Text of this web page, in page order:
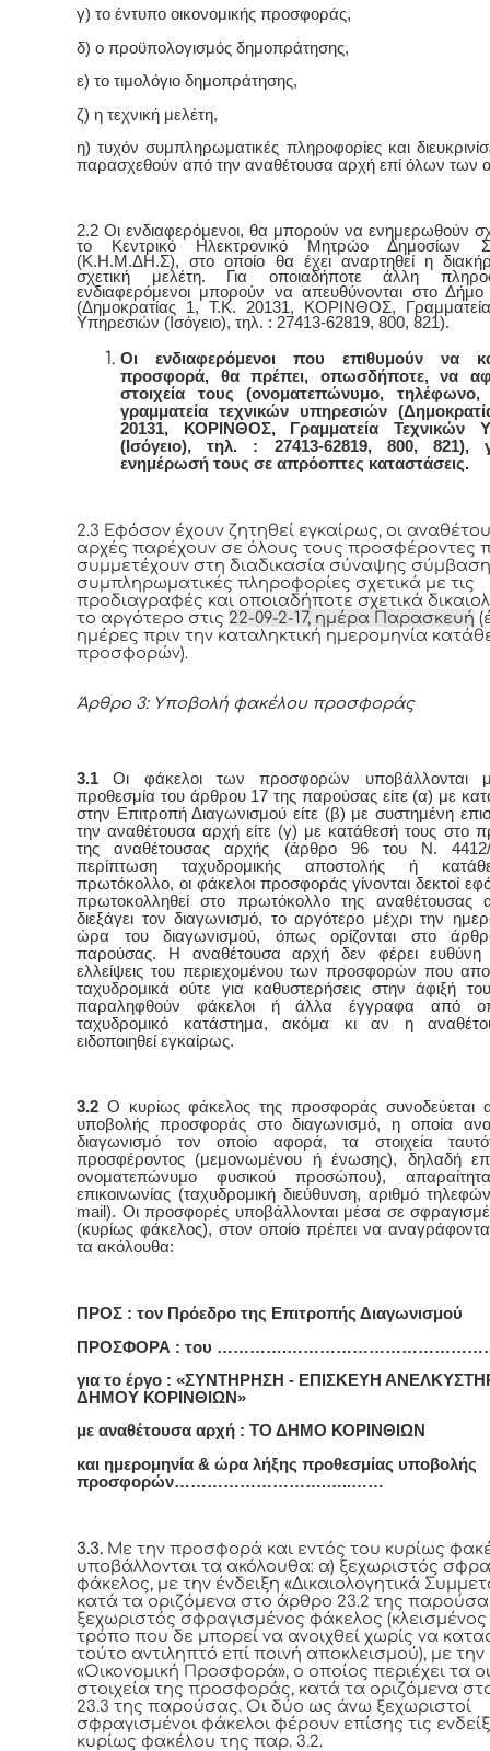
γ) το έντυπο οικονομικής προσφοράς,
δ) ο προϋπολογισμός δημοπράτησης,
ε) το τιμολόγιο δημοπράτησης,
ζ) η τεχνική μελέτη,
η) τυχόν συμπληρωματικές πληροφορίες και
παρασχεθούν από την αναθέτουσα αρχή επί όλων των
2.2 Οι ενδιαφερόμενοι, θα μπορούν να ενημερωθούν
το Κεντρικό Ηλεκτρονικό Μητρώο Δημοσίων
(Κ.Η.Μ.ΔΗ.Σ), στο οποίο θα έχει αναρτηθεί η
σχετική μελέτη. Για οποιαδήποτε άλλη
ενδιαφερόμενοι μπορούν να απευθύνονται στο Δήμο
(Δημοκρατίας 1, Τ.Κ. 20131, ΚΟΡΙΝΘΟΣ,
Υπηρεσιών (Ισόγειο), τηλ. : 27413-62819, 800, 821).
Οι ενδιαφερόμενοι που επιθυμούν να
προσφορά, θα πρέπει, οπωσδήποτε, να
στοιχεία τους (ονοματεπώνυμο,
γραμματεία τεχνικών υπηρεσιών
20131, ΚΟΡΙΝΘΟΣ, Γραμματεία Τεχνικών
(Ισόγειο), τηλ. : 27413-62819, 800, 821),
ενημέρωσή τους σε απρόοπτες καταστάσεις.
2.3 Εφόσον έχουν ζητηθεί εγκαίρως, οι
αρχές παρέχουν σε όλους τους προσφέροντες
συμμετέχουν στη διαδικασία σύναψης
συμπληρωματικές πληροφορίες σχετικά με τις
προδιαγραφές και οποιαδήποτε σχετικά
το αργότερο στις 22-09-2-17, ημέρα Παρασκευή
ημέρες πριν την καταληκτική ημερομηνία
προσφορών).
Άρθρο 3: Υποβολή φακέλου προσφοράς
3.1 Οι φάκελοι των προσφορών υποβάλλονται
προθεσμία του άρθρου 17 της παρούσας είτε (α) με
στην Επιτροπή Διαγωνισμού είτε (β) με συστημένη
την αναθέτουσα αρχή είτε (γ) με κατάθεσή τους στο
της αναθέτουσας αρχής (άρθρο 96 του Ν.
περίπτωση ταχυδρομικής αποστολής ή
πρωτόκολλο, οι φάκελοι προσφοράς γίνονται δεκτοί
πρωτοκολληθεί στο πρωτόκολλο της αναθέτουσας
διεξάγει τον διαγωνισμό, το αργότερο μέχρι την
ώρα του διαγωνισμού, όπως ορίζονται στο
παρούσας. Η αναθέτουσα αρχή δεν φέρει ευθύνη
ελλείψεις του περιεχομένου των προσφορών που
ταχυδρομικά ούτε για καθυστερήσεις στην άφιξή
παραληφθούν φάκελοι ή άλλα έγγραφα από
ταχυδρομικό κατάστημα, ακόμα κι αν η
ειδοποιηθεί εγκαίρως.
3.2 Ο κυρίως φάκελος της προσφοράς συνοδεύεται
υποβολής προσφοράς στο διαγωνισμό, η οποία
διαγωνισμό τον οποίο αφορά, τα στοιχεία
προσφέροντος (μεμονωμένου ή ένωσης), δηλαδή
ονοματεπώνυμο φυσικού προσώπου), απαραίτητα
επικοινωνίας (ταχυδρομική διεύθυνση, αριθμό
mail). Οι προσφορές υποβάλλονται μέσα σε
(κυρίως φάκελος), στον οποίο πρέπει να
τα ακόλουθα:
ΠΡΟΣ : τον Πρόεδρο της Επιτροπής Διαγωνισμού
ΠΡΟΣΦΟΡΑ : του
για το έργο : «ΣΥΝΤΗΡΗΣΗ - ΕΠΙΣΚΕΥΗ
ΔΗΜΟΥ ΚΟΡΙΝΘΙΩΝ»
με αναθέτουσα αρχή : ΤΟ ΔΗΜΟ ΚΟΡΙΝΘΙΩΝ
και ημερομηνία & ώρα λήξης προθεσμίας υποβολής
προσφορών……………………….…..……
3.3. Με την προσφορά και εντός του κυρίως
υποβάλλονται τα ακόλουθα: α) ξεχωριστός
φάκελος, με την ένδειξη «Δικαιολογητικά
κατά τα οριζόμενα στο άρθρο 23.2 της
ξεχωριστός σφραγισμένος φάκελος
τρόπο που δε μπορεί να ανοιχθεί χωρίς να
τούτο αντιληπτό επί ποινή αποκλεισμού), με την
«Οικονομική Προσφορά», ο οποίος περιέχει τα
στοιχεία της προσφοράς, κατά τα οριζόμενα
23.3 της παρούσας. Οι δύο ως άνω ξεχωριστοί
σφραγισμένοι φάκελοι φέρουν επίσης τις
κυρίως φακέλου της παρ. 3.2.